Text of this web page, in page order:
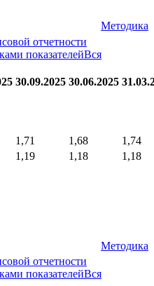
Методика
отчетности
показателейВся
30.09.2025 30.06.2025
1,71 1,68
1,74
1,19 1,18
1,18
Методика
отчетности
показателейВся